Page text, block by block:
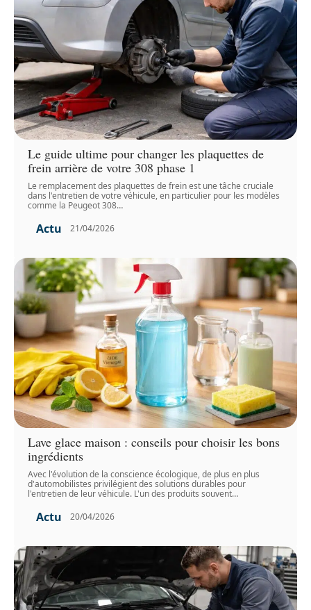
Le guide ultime pour changer les plaquettes de
frein arrière de votre 308 phase 1
Le remplacement des plaquettes de frein est une tâche cruciale
dans l'entretien de votre véhicule, en particulier pour les modèles
comme la Peugeot 308…
Actu 21/04/2026
Lave glace maison : conseils pour choisir les bons
ingrédients
Avec l'évolution de la conscience écologique, de plus en plus
d'automobilistes privilégient des solutions durables pour
l'entretien de leur véhicule. L'un des produits souvent…
Actu 20/04/2026